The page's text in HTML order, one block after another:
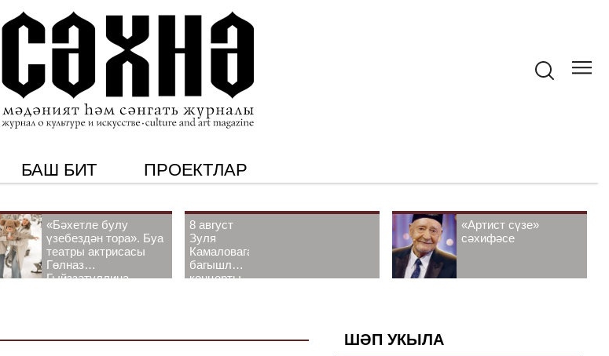
БАШ БИТ ПРОЕКТЛАР
«Бәхетле булу
үзебездән тора». Буа
театры актрисасы
Гөлназ
Гыйззәтуллина-
8 август
Зуля
Камаловага
багышлау
концерты
«Артист сүзе»
сәхифәсе
ШӘП УКЫЛА